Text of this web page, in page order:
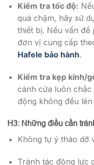
Kiểm tra tốc độ:
quá chậm, hãy sử
thiết bị. Nếu vấn đề
đơn vị cung cấp
Hafele bảo hành.
Kiểm tra kẹp kính/
cánh cửa luôn
động không đều lên
H3: Những điều cần
Không tự ý tháo dỡ
Tránh tác động lực